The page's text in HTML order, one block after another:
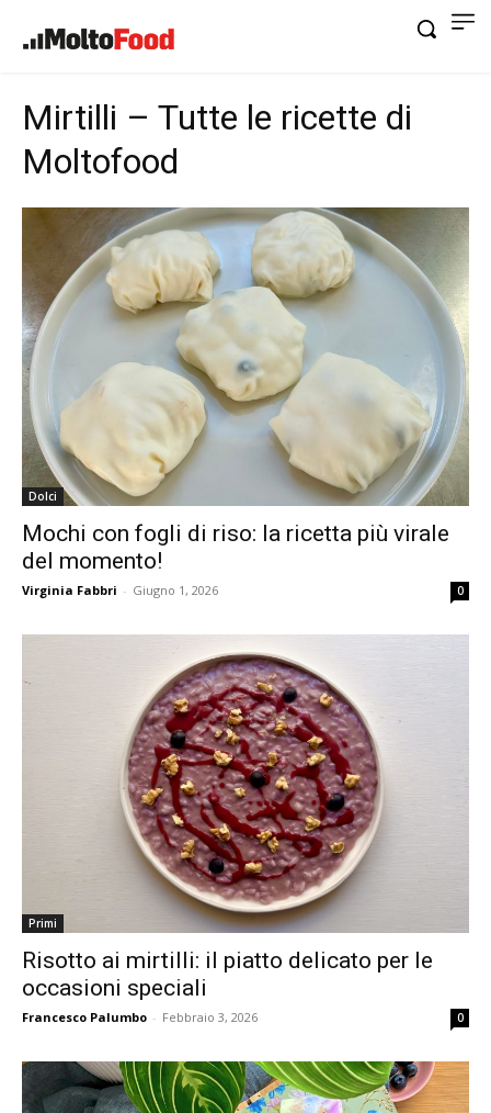
Mirtilli – Tutte le ricette di
Moltofood
Dolci
Mochi con fogli di riso: la ricetta più virale
del momento!
Virginia Fabbri - Giugno 1, 2026 0
Primi
Risotto ai mirtilli: il piatto delicato per le
occasioni speciali
Francesco Palumbo - Febbraio 3, 2026 0